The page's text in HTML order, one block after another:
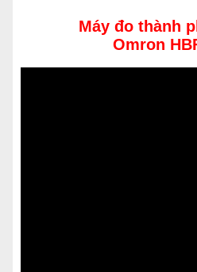
Máy đo thành
Omron